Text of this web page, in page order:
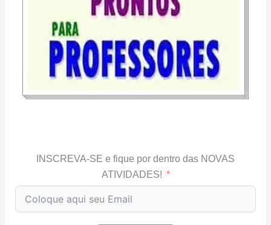
INSCREVA-SE e fique por dentro das NOVAS
ATIVIDADES!